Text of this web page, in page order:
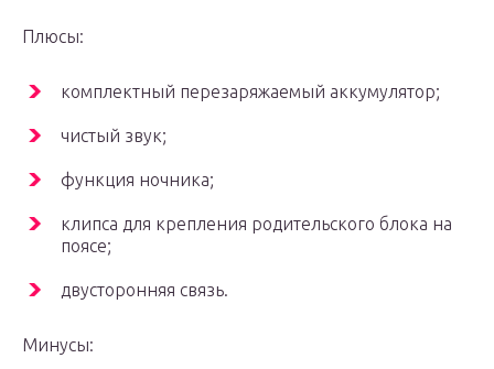
Плюсы:
комплектный перезаряжаемый аккумулятор;
чистый звук;
функция ночника;
клипса для крепления родительского блока на
поясе;
двусторонняя связь.
Минусы: